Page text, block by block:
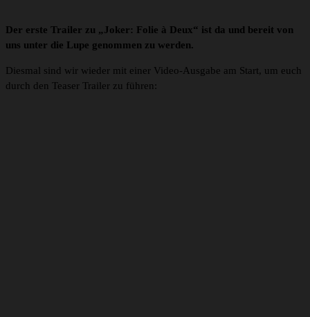
Der erste Trailer zu „Joker: Folie à Deux“ ist da und bereit von
uns unter die Lupe genommen zu werden.
Diesmal sind wir wieder mit einer Video-Ausgabe am Start, um euch
durch den Teaser Trailer zu führen: